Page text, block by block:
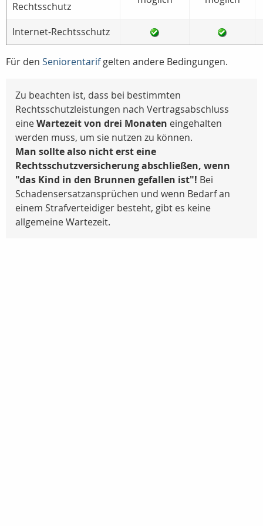
Rechtsschutz
Internet-Rechtsschutz
Für den Seniorentarifgelten andere Bedingungen.
Zu beachten ist, dass bei bestimmten
Rechtsschutzleistungen nach Vertragsabschluss
eineWartezeit von drei Monaten eingehalten
werden muss, um sie nutzen zu können.
Man sollte also nicht erst eine
Rechtsschutzversicherung abschließen, wenn
"das Kind in den Brunnen gefallen ist"! Bei
Schadensersatzansprüchen und wenn Bedarf an
einem Strafverteidiger besteht, gibt es keine
allgemeine Wartezeit.